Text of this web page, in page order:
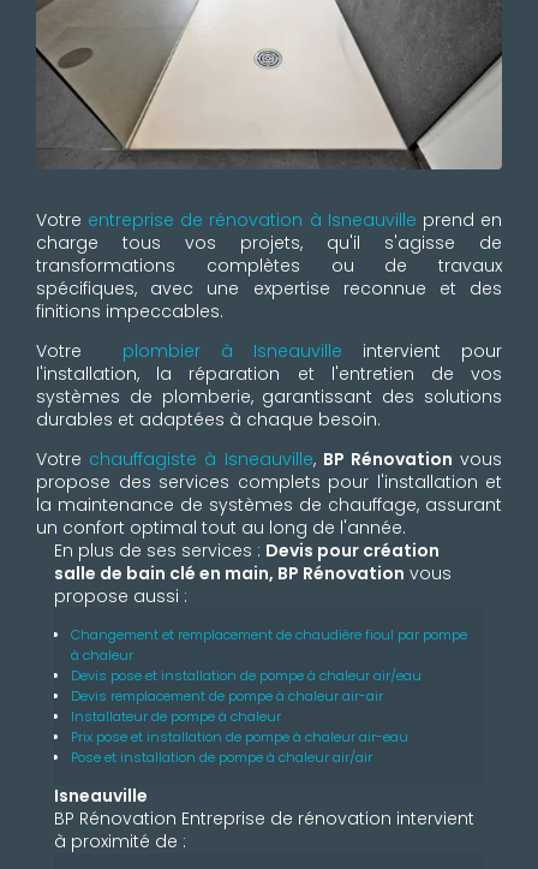
Votre entreprise de rénovation à Isneauville prend en
charge tous vos projets, qu'il s'agisse de
transformations complètes ou de travaux
spécifiques, avec une expertise reconnue et des
finitions impeccables.
Votre plombier à Isneauville intervient pour
l'installation, la réparation et l'entretien de vos
systèmes de plomberie, garantissant des solutions
durables et adaptées à chaque besoin.
Votre chauffagiste à Isneauville, BP Rénovation vous
propose des services complets pour l'installation et
la maintenance de systèmes de chauffage, assurant
un confort optimal tout au long de l'année.
En plus de ses services : Devis pour création
salle de bain clé en main, BP Rénovation vous
propose aussi :
Changement et remplacement de chaudière fioul par pompe
à chaleur
Devis pose et installation de pompe à chaleur air/eau
Devis remplacement de pompe à chaleur air-air
Installateur de pompe à chaleur
Prix pose et installation de pompe à chaleur air-eau
Pose et installation de pompe à chaleur air/air
Isneauville
BP Rénovation Entreprise de rénovation intervient
à proximité de :